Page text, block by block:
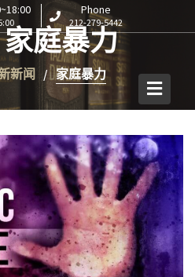
Phone
212-279-5442
庭暴力
新闻 家庭暴力